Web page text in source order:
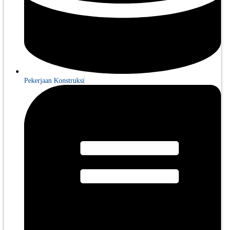
Pekerjaan Konstruksi